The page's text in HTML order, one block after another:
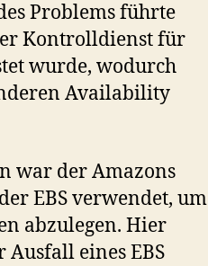
Problems führte
Kontrolldienst für
wurde, wodurch
Availability
war der Amazons
EBS verwendet, um
abzulegen. Hier
Ausfall eines EBS